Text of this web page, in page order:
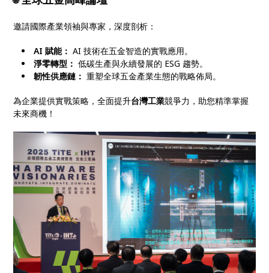
邀請國際產業領袖與專家，深度剖析：
AI 賦能： AI 技術在五金智造的實戰應用。
淨零轉型： 低碳生產與永續發展的 ESG 趨勢。
韌性供應鏈： 重塑全球五金產業生態的戰略佈局。
為企業提供實戰策略，全面提升台灣工業競爭力，助您精準掌握
未來商機！